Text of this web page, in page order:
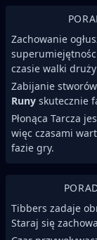
Zachowanie
czasie walki
Zabijanie
Runy skutecznie
Płonąca Tarcza
więc czasami
fazie gry.
Tibbers zadaje
Staraj się